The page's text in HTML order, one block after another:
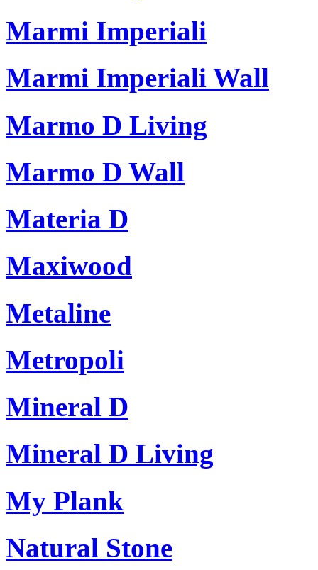
Marmi Imperiali
Marmi Imperiali Wall
Marmo D Living
Marmo D Wall
Materia D
Maxiwood
Metaline
Metropoli
Mineral D
Mineral D Living
My Plank
Natural Stone